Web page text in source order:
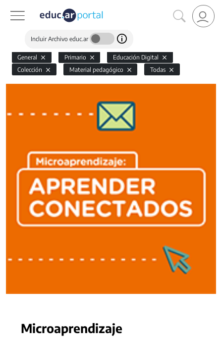
Incluir Archivo educ.ar
General Primario
Educación Digital
Colección
Material pedagógico Todas
Microaprendizaje